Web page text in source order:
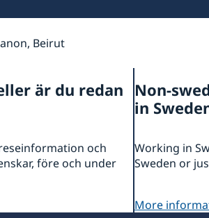
Beirut
är du redan
och
före och under
Non-
in
Working in
Sweden or
More